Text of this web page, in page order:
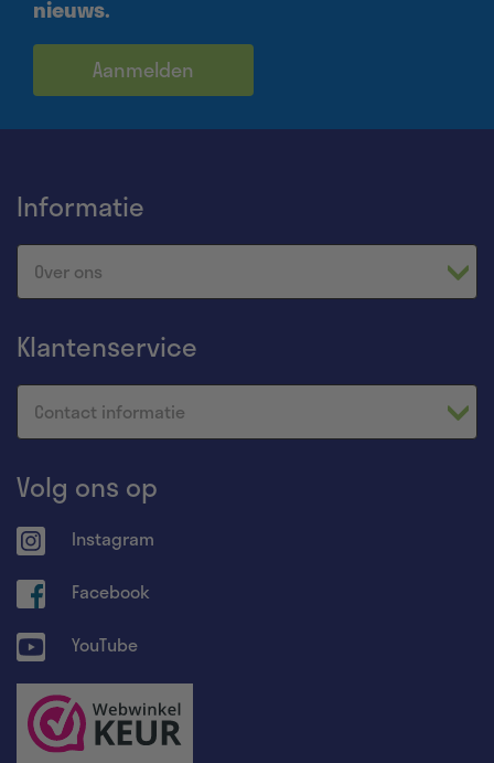
nieuws.
Aanmelden
Informatie
Over ons
Klantenservice
Contact informatie
Volg ons op
Instagram
Facebook
YouTube